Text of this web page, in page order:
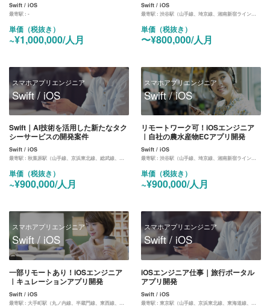
Swift / iOS
最寄駅 : -
単価（税抜き）
~¥1,000,000/人月
Swift / iOS
最寄駅 :渋谷駅（山手線、埼京線、湘南新宿ライン、東横線、田園都市線、銀座線、半蔵門線、副都心線）
単価（税抜き）
〜¥800,000/人月
スマホアプリエンジニア
Swift / iOS
Swift｜AI技術を活用した新たなタク
シーサービスの開発案件
Swift / iOS
最寄駅 : 秋葉原駅（山手線、京浜東北線、総武線、日比谷線）
単価（税抜き）
~¥900,000/人月
スマホアプリエンジニア
Swift / iOS
リモートワーク可！iOSエンジニア
｜自社の農水産物ECアプリ開発
Swift / iOS
最寄駅 :渋谷駅（山手線、埼京線、湘南新宿ライン、東横線、田園都市線、銀座線、半蔵門線、副都心線）
単価（税抜き）
~¥900,000/人月
スマホアプリエンジニア
Swift / iOS
一部リモートあり！iOSエンジニア
｜キュレーションアプリ開発
Swift / iOS
最寄駅 : 大手町駅（丸ノ内線、半蔵門線、東西線、都営三田線、メトロ千代田線）
スマホアプリエンジニア
Swift / iOS
iOSエンジニア仕事｜旅行ポータル
アプリ開発
Swift / iOS
最寄駅 :東京駅（山手線、京浜東北線、東海道線、中央線、京葉線、丸ノ内線）